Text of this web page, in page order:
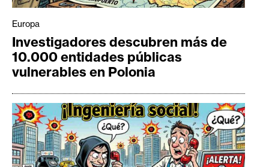
Europa
Investigadores descubren más de
10.000 entidades públicas
vulnerables en Polonia